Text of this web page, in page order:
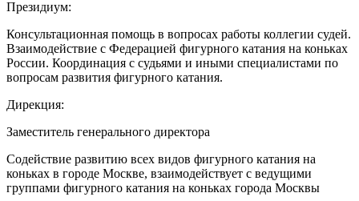
Президиум:
Консультационная помощь в вопросах работы коллегии судей.
Взаимодействие с Федерацией фигурного катания на коньках
России. Координация с судьями и иными специалистами по
вопросам развития фигурного катания.
Дирекция:
Заместитель генерального директора
Содействие развитию всех видов фигурного катания на
коньках в городе Москве, взаимодействует с ведущими
группами фигурного катания на коньках города Москвы